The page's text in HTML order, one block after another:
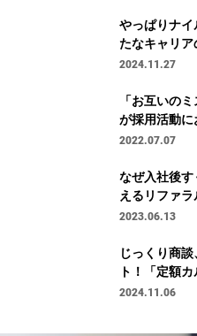
やっぱりナ
たなキャリア
2024.11.27
「お互いの
が採用活動に
2022.07.07
なぜ入社後
えるリファ
2023.06.13
じっくり商
ト！「定額
2024.11.06